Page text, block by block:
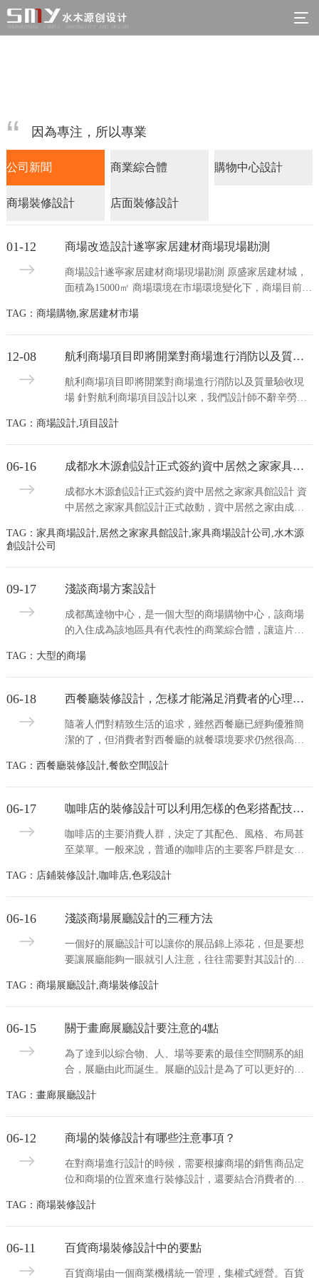
因為專注，所以專業
公司新聞 商業綜合體 購物中心設計
商場裝修設計 店面裝修設計
01-12 商場改造設計遂寧家居建材商場現場勘測
商場設計遂寧家居建材商場現場勘測 原盛家居建材城，
面積為15000㎡ 商場環境在市場環境變化下，商場目前雖
這也與本專業市場前期定位不符合當下發展有關，加上
行業競爭環境已出現專業既然之家，導致經營壓力...
TAG：商場購物,家居建材市場
12-08 航利商場項目即將開業對商場進行消防以及質量驗收現場
航利商場項目即將開業對商場進行消防以及質量驗收現
場 針對航利商場項目設計以來，我們設計師不辭辛勞工
消防及質量驗收現場
TAG：商場設計,項目設計
06-16 成都水木源創設計正式簽約資中居然之家家具館設計
成都水木源創設計正式簽約資中居然之家家具館設計 資
中居然之家家具館設計正式啟動，資中居然之家由成都
開啟了全新的家具館設計，資中居然之家家具館占地面
TAG：家具商場設計,居然之家家具館設計,家具商場設計公司,水木源
創設計公司
09-17 淺談商場方案設計
成都萬達物中心，是一個大型的商場購物中心，該商場
的入住成為該地區具有代表性的商業綜合體，讓這片商
整個空間的布局和整個動向，都會合理的把控，成都水
木源創具有20多年設計施工一體化的商場設計施工的專...
TAG：大型的商場
06-18 西餐廳裝修設計，怎樣才能滿足消費者的心理需求？
隨著人們對精致生活的追求，雖然西餐廳已經夠優雅簡
潔的了，但消費者對西餐廳的就餐環境要求仍然很高
能更好的滿足這些人的文藝感。 那西餐廳要怎樣裝修設
計，怎樣更好的才能滿足消費者的心理需求呢？下面就
跟...
TAG：西餐廳裝修設計,餐飲空間設計
06-17 咖啡店的裝修設計可以利用怎樣的色彩搭配技巧？
咖啡店的主要消費人群，決定了其配色、風格、布局甚
至菜單。一般來說，普通的咖啡店的主要客戶群是女
格調莫蘭迪系，但也不必過于女性化，這會嚇退男性客
人，所以咖啡店的配色最好選擇中性路線。 咖啡店要
格...
TAG：店鋪裝修設計,咖啡店,色彩設計
06-16 淺談商場展廳設計的三種方法
一個好的展廳設計可以讓你的展品錦上添花，但是要想
要讓展廳能夠一眼就引人注意，往往需要對其設計的要
廳設計中常用的三種方法，供大家參考。 展廳設計中通
常運用以下三種造型手法，包括了直線與矩形、斜線...
TAG：商場展廳設計,商場裝修設計
06-15 關于畫廊展廳設計要注意的4點
為了達到以綜合物、人、場等要素的最佳空間關系的組
合，展廳由此而誕生。展廳的設計是為了可以更好的去
設計是為了能夠更好的展示畫廊最美的地方，所以在進
行展館設計的時候一定要注意細節部分，把握人性化的...
TAG：畫廊展廳設計
06-12 商場的裝修設計有哪些注意事項？
在對商場進行設計的時候，需要根據商場的銷售商品定
位和商場的位置來進行裝修設計，還要結合消費者的需
些事項呢? 1、選裝修材料 商場裝修選材料不僅要考慮裝
修材料的實用性、美觀性，也要考慮到安全性，避免...
TAG：商場裝修設計
06-11 百貨商場裝修設計中的要點
百貨商場由一個商業機構統一管理，集權式經營。百貨